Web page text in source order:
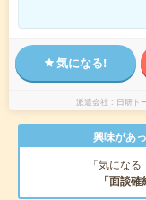
気になる!
派遣会社 日研ト
興味があ
「気にな
「面談確